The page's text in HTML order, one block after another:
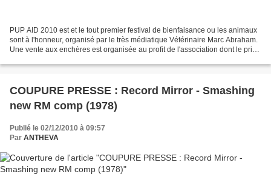
PUP AID 2010 est et le tout premier festival de bienfaisance ou les animaux
sont à l'honneur, organisé par le très médiatique Vétérinaire Marc Abraham.
Une vente aux enchères est organisée au profit de l'association dont le prix
COUPURE PRESSE : Record Mirror - Smashing
new RM comp (1978)
Publié le 02/12/2010 à 09:57
Par ANTHEVA